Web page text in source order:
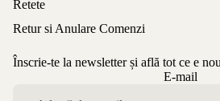
Retete
Retur si Anulare Comenzi
Înscrie-te la newsletter și află tot ce e
E-mail
Politica de confidențialitate